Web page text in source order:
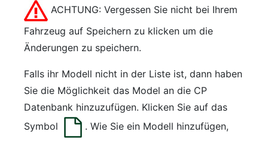
ACHTUNG: Vergessen Sie nicht bei Ihrem
Fahrzeug auf Speichern zu klicken um die
Änderungen zu speichern.
Falls ihr Modell nicht in der Liste ist, dann haben
Sie die Möglichkeit das Model an die CP
Datenbank hinzuzufügen. Klicken Sie auf das
Symbol
. Wie Sie ein Modell hinzufügen,